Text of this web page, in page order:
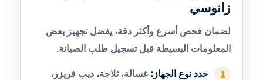
زانوسي
لضمان فحص أسرع وأكثر دقة، يفضل تجهيز بعض
المعلومات البسيطة قبل تسجيل طلب الصيانة.
1 حدد نوع الجهاز: غسالة، ثلاجة، ديب فريزر،